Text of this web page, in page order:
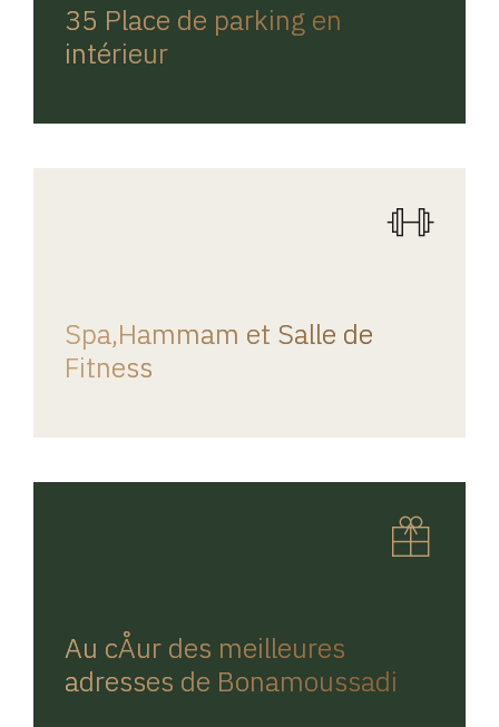
35 Place de parking en
intérieur
Spa,Hammam et Salle de
Fitness
Au cÅur des meilleures
adresses de Bonamoussadi